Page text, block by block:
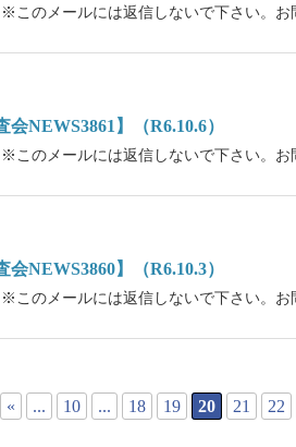
※このメールには返信しないで下さい。
NEWS3861】（R6.10.6）
※このメールには返信しないで下さい。
NEWS3860】（R6.10.3）
※このメールには返信しないで下さい。
« ... 10 ... 18 19 20 21 22